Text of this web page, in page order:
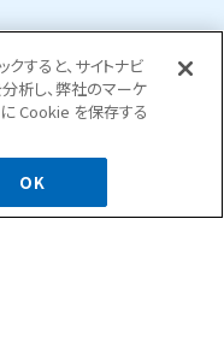
はこちら
～18:00
すると、サイトナビ
析し、弊社のマーケ
Cookie を保存する
OK